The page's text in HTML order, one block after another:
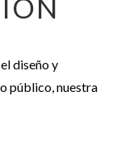
diseño y
público, nuestra